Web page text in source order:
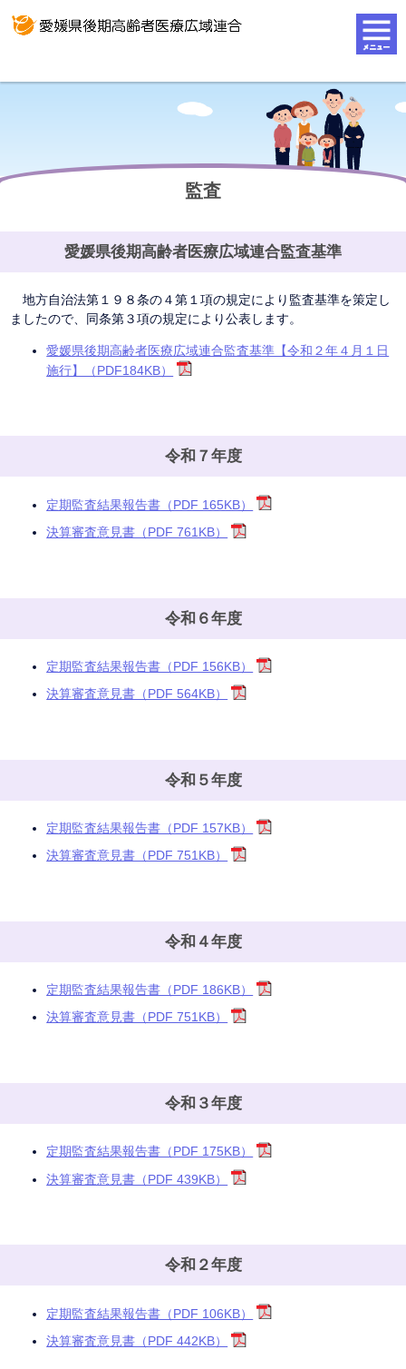
監査
愛媛県後期高齢者医療広域連合監査基準
地方自治法第１９８条の４第１項の規定により監査基準を策定し
ましたので、同条第３項の規定により公表します。
愛媛県後期高齢者医療広域連合監査基準【令和２年４月１日
施行】（PDF184KB）
令和７年度
定期監査結果報告書（PDF 165KB）
決算審査意見書（PDF 761KB）
令和６年度
定期監査結果報告書（PDF 156KB）
決算審査意見書（PDF 564KB）
令和５年度
定期監査結果報告書（PDF 157KB）
決算審査意見書（PDF 751KB）
令和４年度
定期監査結果報告書（PDF 186KB）
決算審査意見書（PDF 751KB）
令和３年度
定期監査結果報告書（PDF 175KB）
決算審査意見書（PDF 439KB）
令和２年度
定期監査結果報告書（PDF 106KB）
決算審査意見書（PDF 442KB）